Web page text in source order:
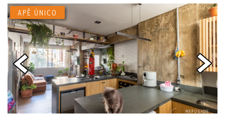
APÊ ÚNICO